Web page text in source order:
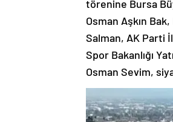
törenine Bursa
Osman Aşkın
Salman, AK Parti
Spor Bakanlığı
Osman Sevim,